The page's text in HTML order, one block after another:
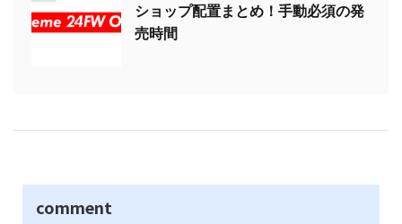
ショップ配置まとめ！手動必須の発
売時間
comment